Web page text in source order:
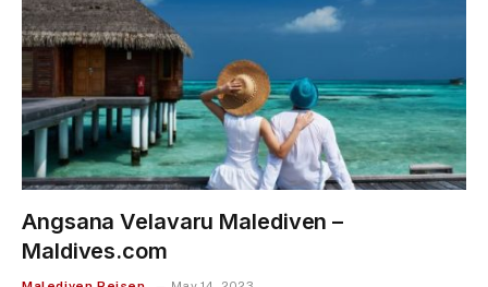
Angsana Velavaru Malediven –
Maldives.com